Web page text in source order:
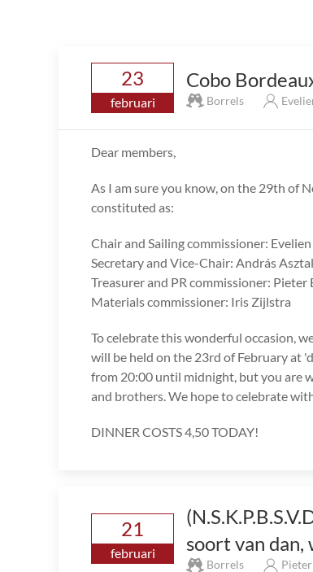
23
februari
Cobo
Borrels
Dear members,
As I am sure you know, on the 29th of
constituted as:
Chair and Sailing commissioner:
Secretary and Vice-Chair: András
Treasurer and PR commissioner: Pieter
Materials commissioner: Iris Zijlstra
To celebrate this wonderful occasion,
will be held on the 23rd of February at
from 20:00 until midnight, but you are
and brothers. We hope to celebrate
DINNER COSTS 4,50 TODAY!
21
februari
soort van dan,
Borrels